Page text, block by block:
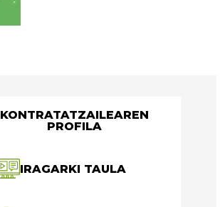
KONTRATATZAILEAREN
PROFILA
IRAGARKI TAULA